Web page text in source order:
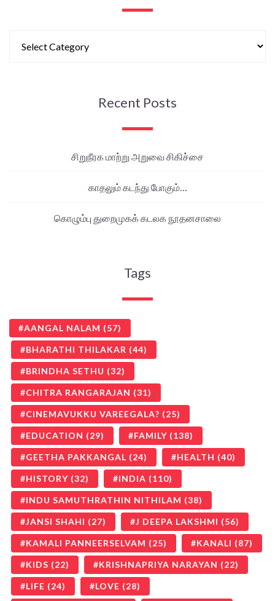
Recent Posts
சிறுநீரக மாற்று அறுவை சிகிச்சை
காதலும் கடந்து போகும்…
கொழும்பு துறைமுகக் கடலக நூதனசாலை
Tags
AANGAL NALAM (57)
BHARATHI THILAKAR (44)
BRINDHA SETHU (32)
CHITRA RANGARAJAN (31)
CINEMAVUKKU VAREEGALA? (25)
EDUCATION (29) FAMILY (138)
GEETHA PAKKANGAL (24) HEALTH (40)
HISTORY (32) INDIA (110)
INDU SAMUTHRATHIN NITHILAM (38)
JANSI SHAHI (27) J DEEPA LAKSHMI (56)
KAMALI PANNEERSELVAM (25) KANALI (87)
KIDS (22) KRISHNAPRIYA NARAYAN (22)
LIFE (24) LOVE (28)